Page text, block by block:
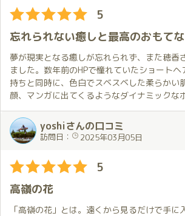
それとMットでのプレイ中にマッサージをし
特にお願いした訳ではありませんが、こちら
たのだと思います。
その後最初より元気になった事にビックリ😲
ただそんな時に限ってフィニッシュ出来ず😭
それでもほのかさんは優しく声を掛けてくれ
プレイの合間は相変わらずの雰囲気で、つい
ちゃいました😊。
そのせいで最後ちょっとバタバタしちゃいま
今回もあっという間に楽しい癒しの時間が過
した。
次回の予約は確保してあるので、その日を楽
ながら日々乗り切っていこうと思います。
5
忘れられない癒しと最高のおもて
夢が現実となる癒しが忘れられず、また穂香
ました。数年前のHPで憧れていたショート
持ちと同時に、色白でスベスベした柔らかい
顔、マンガに出てくるようなダイナミックな
した。
その上、穂香さんの部屋にはドラちゃんや疲
ジェット・ミスト機能を持つシャワーヘッド
スできる特有の備品が整えられています。
雰囲気づくりと優しい会話でリラックス気分
術とも感じるプ〇イサー〇スは最高のおもて
れられず何度もお会いしたい素敵なキャスト
客室には個々にトイレ、様々なアメニティも
ホテルのような部屋での最高のサービスは、
yoshiさんの口コミ
訪問日： 2025年03月05日
5
高嶺の花
「高嶺の花」とは。遠くから見るだけで手に